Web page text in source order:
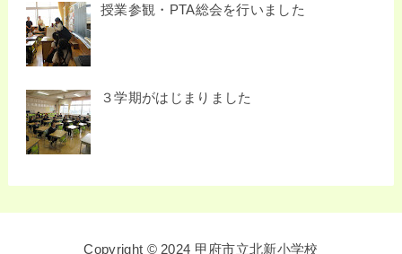
授業参観・PTA総会を行いました
３学期がはじまりました
Copyright © 2024 甲府市立北新小学校